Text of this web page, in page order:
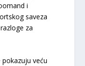
i
saveza
za
veću